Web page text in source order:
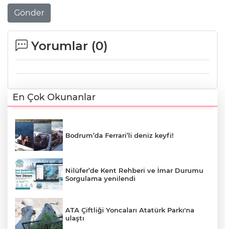
Gönder
Yorumlar (0)
En Çok Okunanlar
Bodrum’da Ferrari’li deniz keyfi!
Nilüfer’de Kent Rehberi ve İmar Durumu
Sorgulama yenilendi
ATA Çiftliği Yoncaları Atatürk Parkı'na
ulaştı